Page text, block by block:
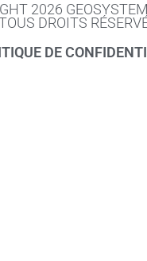
2026
DROITS
DE